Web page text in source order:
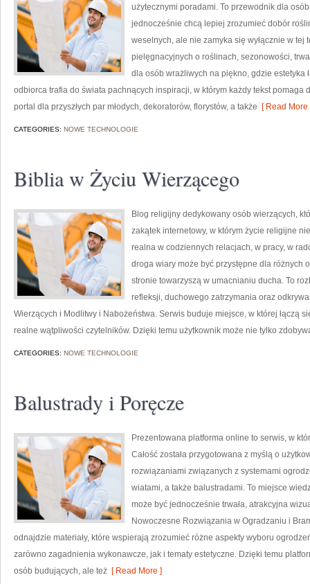
użytecznymi poradami. To przewodnik dla
jednocześnie chcą lepiej zrozumieć dobór
weselnych, ale nie zamyka się wyłącznie w
pielęgnacyjnych o roślinach, sezonowości,
dla osób wrażliwych na piękno, gdzie estetyka
odbiorca trafia do świata pachnących inspiracji, w którym każdy tekst
portal dla przyszłych par młodych, dekoratorów, florystów, a także [ Read More
CATEGORIES: NOWE TECHNOLOGIE
Biblia w Życiu Wierzącego
Blog religijny dedykowany osób wierzących,
zakątek internetowy, w którym życie religijne
realna w codziennych relacjach, w pracy, w
droga wiary może być przystępne dla różnych
stronie towarzyszą w umacnianiu ducha. To
refleksji, duchowego zatrzymania oraz
Wierzących i Modlitwy i Nabożeństwa. Serwis buduje miejsce, w której łączą
realne wątpliwości czytelników. Dzięki temu użytkownik może nie tylko
CATEGORIES: NOWE TECHNOLOGIE
Balustrady i Poręcze
Prezentowana platforma online to serwis, w
Całość została przygotowana z myślą o
rozwiązaniami związanych z systemami
wiatami, a także balustradami. To miejsce
może być jednocześnie trwała, atrakcyjna
Nowoczesne Rozwiązania w Ogradzaniu i
odnajdzie materiały, które wspierają zrozumieć różne aspekty wyboru
zarówno zagadnienia wykonawcze, jak i tematy estetyczne. Dzięki temu
osób budujących, ale też [ Read More ]